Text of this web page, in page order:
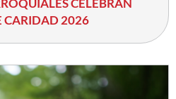
CELEBRAN
CARIDAD 2026